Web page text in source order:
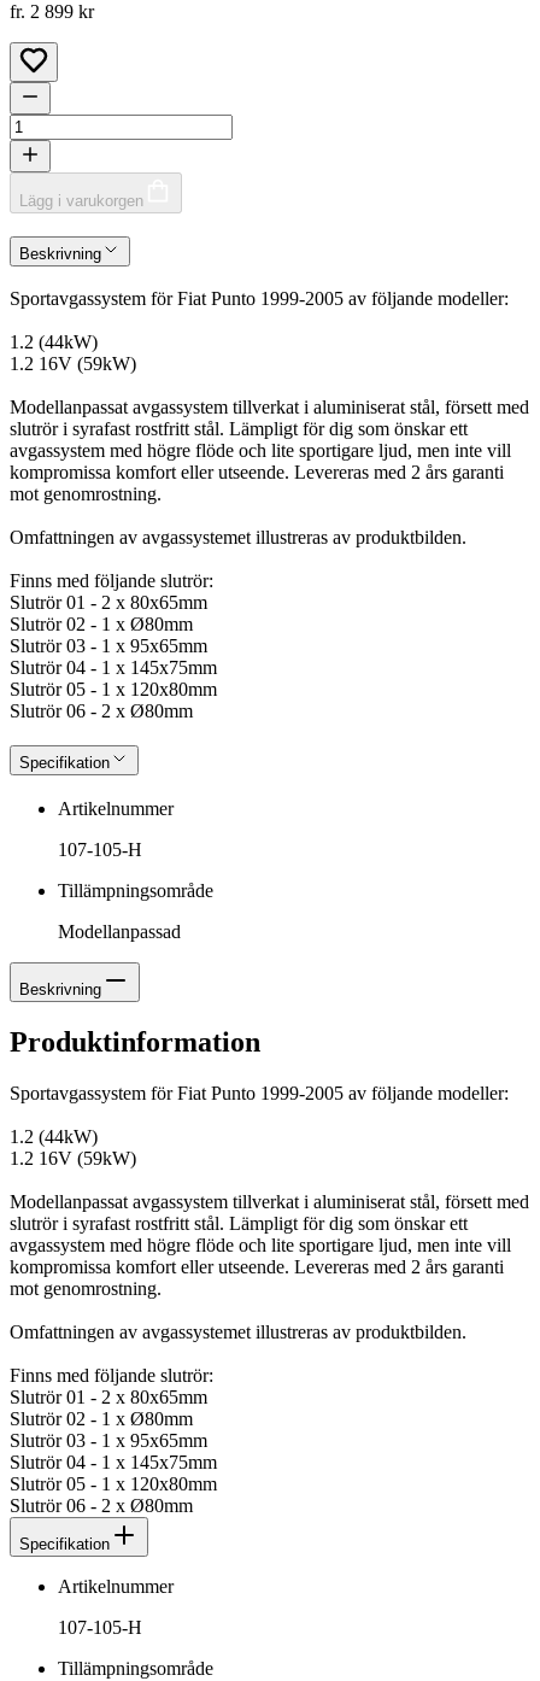
fr. 2 899 kr
Lägg i varukorgen
Beskrivning
Sportavgassystem för Fiat Punto 1999-2005 av följande modeller:
1.2 (44kW)
1.2 16V (59kW)
Modellanpassat avgassystem tillverkat i aluminiserat stål, försett med
slutrör i syrafast rostfritt stål. Lämpligt för dig som önskar ett
avgassystem med högre flöde och lite sportigare ljud, men inte vill
kompromissa komfort eller utseende. Levereras med 2 års garanti
mot genomrostning.
Omfattningen av avgassystemet illustreras av produktbilden.
Finns med följande slutrör:
Slutrör 01 - 2 x 80x65mm
Slutrör 02 - 1 x Ø80mm
Slutrör 03 - 1 x 95x65mm
Slutrör 04 - 1 x 145x75mm
Slutrör 05 - 1 x 120x80mm
Slutrör 06 - 2 x Ø80mm
Specifikation
Artikelnummer
107-105-H
Tillämpningsområde
Modellanpassad
Beskrivning
Produktinformation
Sportavgassystem för Fiat Punto 1999-2005 av följande modeller:
1.2 (44kW)
1.2 16V (59kW)
Modellanpassat avgassystem tillverkat i aluminiserat stål, försett med
slutrör i syrafast rostfritt stål. Lämpligt för dig som önskar ett
avgassystem med högre flöde och lite sportigare ljud, men inte vill
kompromissa komfort eller utseende. Levereras med 2 års garanti
mot genomrostning.
Omfattningen av avgassystemet illustreras av produktbilden.
Finns med följande slutrör:
Slutrör 01 - 2 x 80x65mm
Slutrör 02 - 1 x Ø80mm
Slutrör 03 - 1 x 95x65mm
Slutrör 04 - 1 x 145x75mm
Slutrör 05 - 1 x 120x80mm
Slutrör 06 - 2 x Ø80mm
Specifikation
Artikelnummer
107-105-H
Tillämpningsområde